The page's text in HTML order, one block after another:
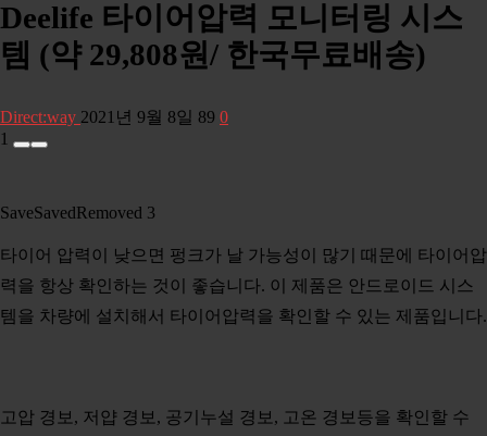
Deelife 타이어압력 모니터링 시스
템 (약 29,808원/ 한국무료배송)
Direct:way 2021년 9월 8일 89 0
1
SaveSavedRemoved 3
타이어 압력이 낮으면 펑크가 날 가능성이 많기 때문에 타이어압
력을 항상 확인하는 것이 좋습니다. 이 제품은 안드로이드 시스
템을 차량에 설치해서 타이어압력을 확인할 수 있는 제품입니다.
고압 경보, 저얍 경보, 공기누설 경보, 고온 경보등을 확인할 수